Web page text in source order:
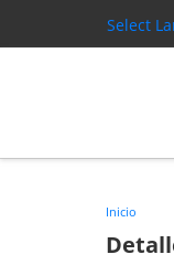
Select
Inicio